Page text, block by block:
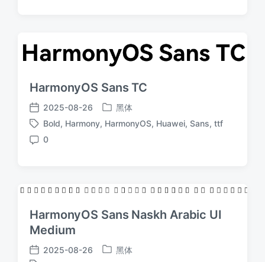
HarmonyOS Sans TC
发
布
日
2025-08-26
发
布
黑体
标
签
Bold, Harmony, HarmonyOS, Huawei, Sans, ttf
评
0
HarmonyOS Sans Naskh Arabic UI
Medium
发
2025-08-26
发
黑体